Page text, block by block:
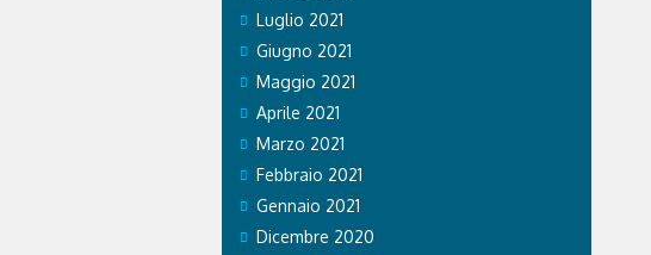
Luglio 2021
Giugno 2021
Maggio 2021
Aprile 2021
Marzo 2021
Febbraio 2021
Gennaio 2021
Dicembre 2020